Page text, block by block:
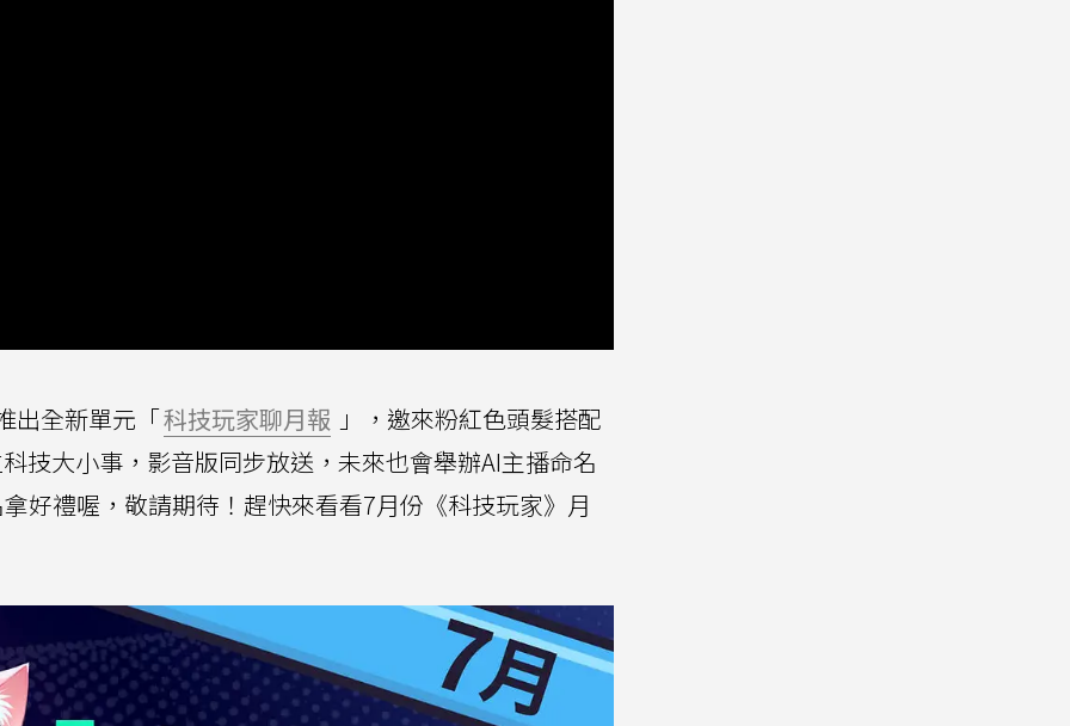
出全新單元「科技玩家聊月報 」，邀來粉紅色頭髮搭配
技大小事，影音版同步放送，未來也會舉辦AI主播命名
好禮喔，敬請期待！趕快來看看7月份《科技玩家》月